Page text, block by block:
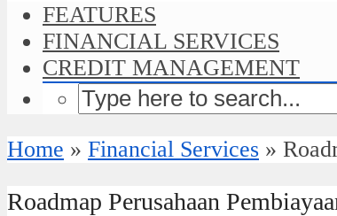
FEATURES
FINANCIAL SERVICES
CREDIT MANAGEMENT
Home » Financial Services »
Roadmap Perusahaan